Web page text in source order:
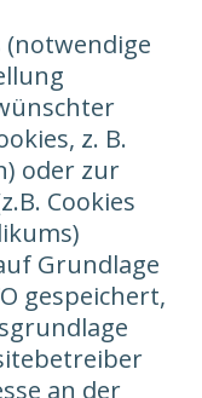
z. B.
oder zur
Cookies
Grundlage
gespeichert,
an der